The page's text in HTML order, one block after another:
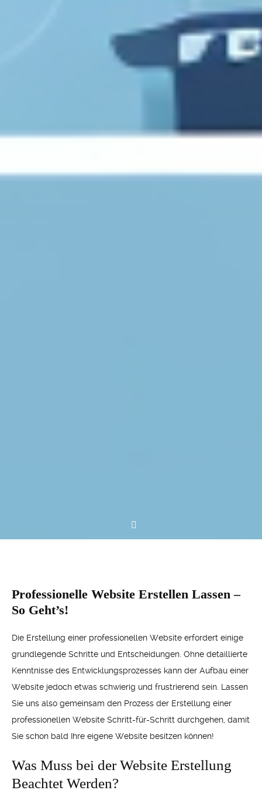
Professionelle Website Erstellen Lassen –
So Geht’s!
Die Erstellung einer professionellen Website erfordert einige
grundlegende Schritte und Entscheidungen. Ohne detaillierte
Kenntnisse des Entwicklungsprozesses kann der Aufbau einer
Website jedoch etwas schwierig und frustrierend sein. Lassen
Sie uns also gemeinsam den Prozess der Erstellung einer
professionellen Website Schritt-für-Schritt durchgehen, damit
Sie schon bald Ihre eigene Website besitzen können!
Was Muss bei der Website Erstellung
Beachtet Werden?